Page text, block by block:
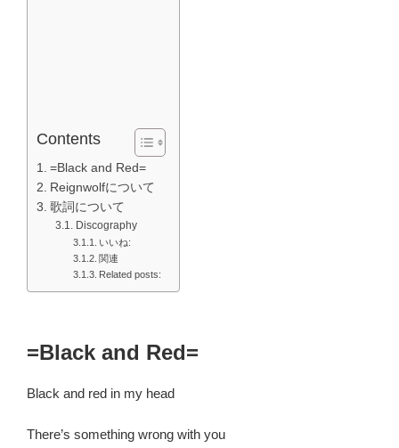
Contents
=Black and Red=
Reignwolfについて
歌詞について
Discography
いいね:
関連
Related posts:
=Black and Red=
Black and red in my head
There’s something wrong with you